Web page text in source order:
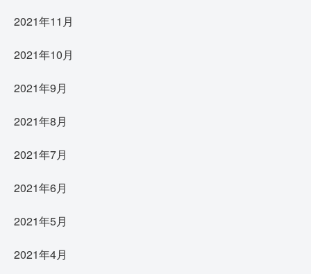
2021年11月
2021年10月
2021年9月
2021年8月
2021年7月
2021年6月
2021年5月
2021年4月